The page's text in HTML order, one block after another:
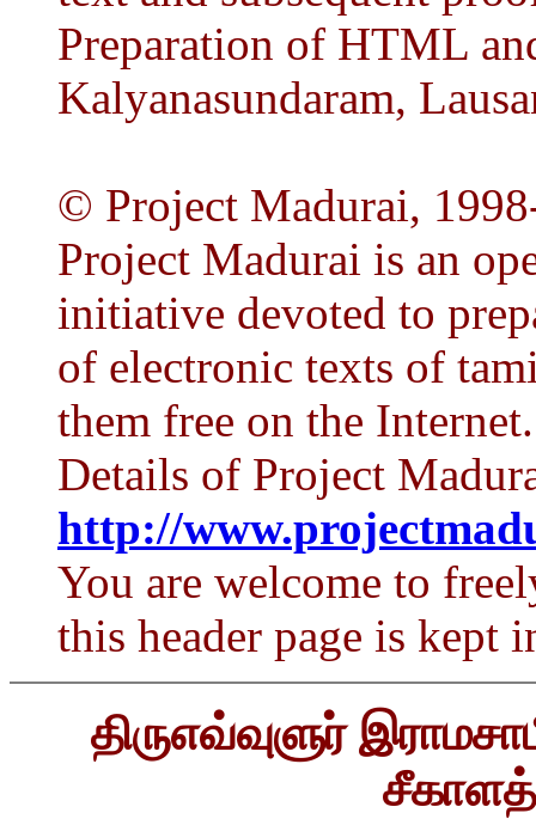
Preparation of HTML
Kalyanasundaram,
© Project Madurai,
Project Madurai is an
initiative devoted to
of electronic texts of
them free on the Internet.
Details of Project
http://
You are welcome to
this header page is kept
திருஎவ்வுளுர்